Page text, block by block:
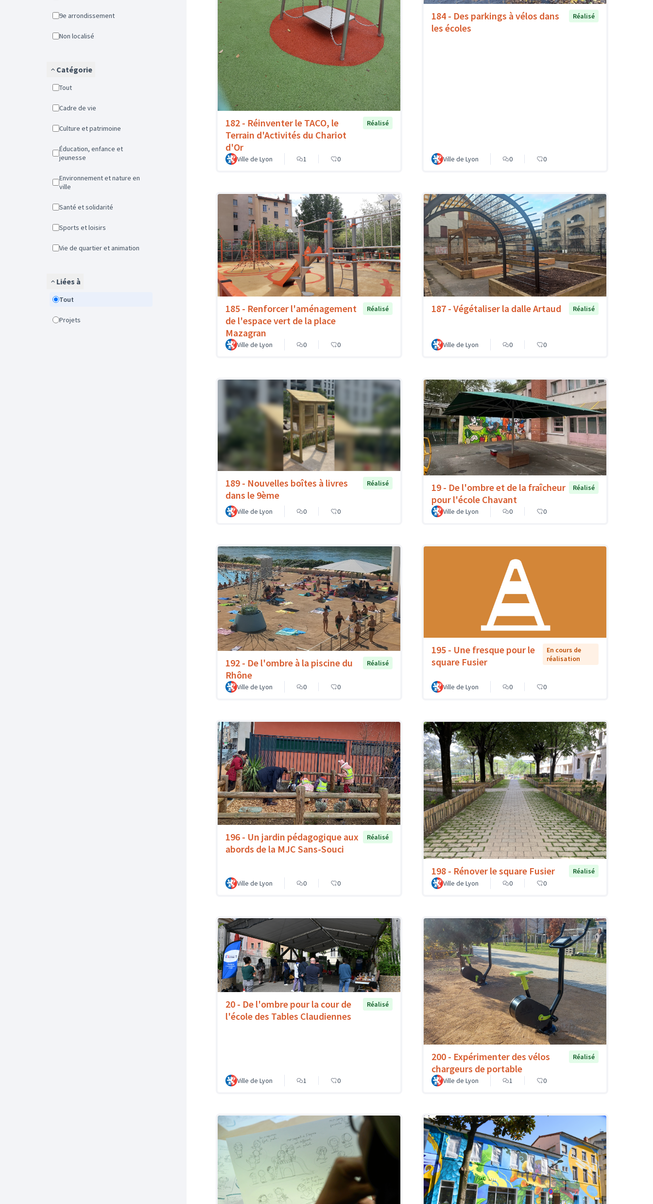
9e arrondissement
Non localisé
Catégorie
Tout
Cadre de vie
Culture et patrimoine
Éducation, enfance et
jeunesse
Environnement et nature en
ville
Santé et solidarité
Sports et loisirs
Vie de quartier et animation
Liées à
Tout
Projets
182 - Réinventer le TACO, le
Terrain d'Activités du Chariot
d'Or
Réalisé
Ville de Lyon 1 0
184 - Des parkings à vélos dans
les écoles
Réalisé
Ville de Lyon 0 0
185 - Renforcer l'aménagement
de l'espace vert de la place
Mazagran
Réalisé
Ville de Lyon 0 0
187 - Végétaliser la dalle Artaud Réalisé
Ville de Lyon 0 0
189 - Nouvelles boîtes à livres
dans le 9ème
Réalisé
Ville de Lyon 0 0
19 - De l'ombre et de la fraîcheur
pour l'école Chavant
Réalisé
Ville de Lyon 0 0
192 - De l'ombre à la piscine du
Rhône
Réalisé
Ville de Lyon 0 0
195 - Une fresque pour le
square Fusier
En cours de
réalisation
Ville de Lyon 0 0
196 - Un jardin pédagogique aux
abords de la MJC Sans-Souci
Réalisé
Ville de Lyon 0 0
198 - Rénover le square Fusier
Réalisé
Ville de Lyon
0 0
20 - De l'ombre pour la cour de
l'école des Tables Claudiennes
Réalisé
Ville de Lyon 1 0
200 - Expérimenter des vélos
chargeurs de portable
Réalisé
Ville de Lyon 1 0